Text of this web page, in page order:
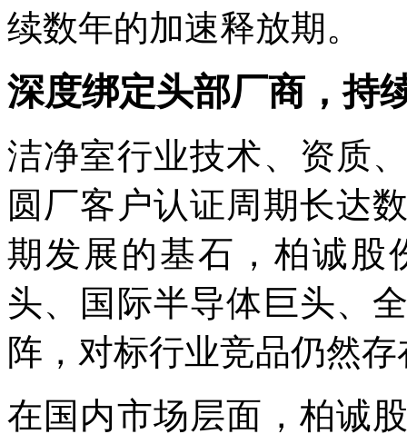
续数年的加速释放期。
深度绑定头部厂商，持
洁净室行业技术、资质
圆厂客户认证周期长达
期发展的基石，柏诚股
头、国际半导体巨头、
阵，对标行业竞品仍然
在国内市场层面，柏诚